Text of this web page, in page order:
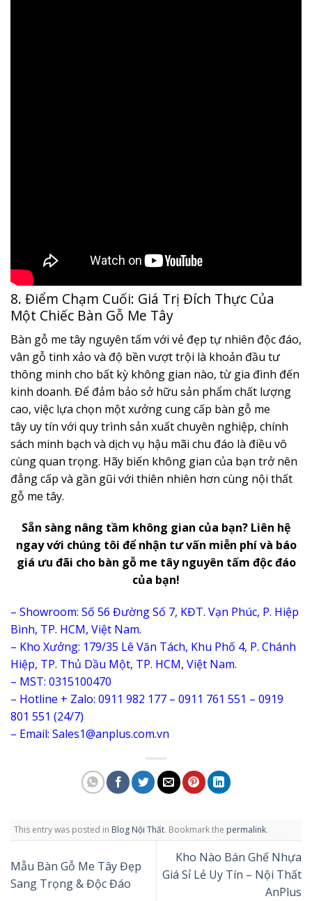
8. Điểm Chạm Cuối: Giá Trị Đích Thực Của
Một Chiếc Bàn Gỗ Me Tây
Bàn gỗ me tây nguyên tấm với vẻ đẹp tự nhiên độc đáo,
vân gỗ tinh xảo và độ bền vượt trội là khoản đầu tư
thông minh cho bất kỳ không gian nào, từ gia đình đến
kinh doanh. Để đảm bảo sở hữu sản phẩm chất lượng
cao, việc lựa chọn một xưởng cung cấp bàn gỗ me
tây uy tín với quy trình sản xuất chuyên nghiệp, chính
sách minh bạch và dịch vụ hậu mãi chu đáo là điều vô
cùng quan trọng. Hãy biến không gian của bạn trở nên
đẳng cấp và gần gũi với thiên nhiên hơn cùng nội thất
gỗ me tây.
Sẵn sàng nâng tầm không gian của bạn? Liên hệ
ngay với chúng tôi để nhận tư vấn miễn phí và báo
giá ưu đãi cho bàn gỗ me tây nguyên tấm độc đáo
của bạn!
– Showroom: Số 56 Đường Số 7, KĐT. Vạn Phúc, P. Hiệp
Bình, TP. HCM, Việt Nam.
– Kho Xưởng: 179/35 Lê Văn Tách, Khu Phố 4, P. Chánh
Hiệp, TP. Thủ Dầu Một, TP. HCM, Việt Nam.
– MST: 0315100470
– Hotline + Zalo: 0911 982 177 – 0911 761 551 – 0919
801 551 (24/7)
– Email: Sales1@anplus.com.vn
This entry was posted in Blog Nội Thất. Bookmark the permalink.
Mẫu Bàn Gỗ Me Tây Đẹp
Sang Trọng & Độc Đáo
Kho Nào Bán Ghế Nhựa
Giá Sỉ Lẻ Uy Tín – Nội Thất
AnPlus